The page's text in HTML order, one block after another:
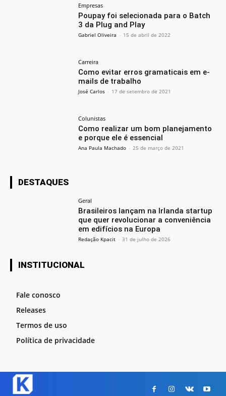
Empresas
Poupay foi selecionada para o Batch
3 da Plug and Play
Gabriel Oliveira - 15 de abril de 2022
Carreira
Como evitar erros gramaticais em e-
mails de trabalho
José Carlos - 17 de setembro de 2021
Colunistas
Como realizar um bom planejamento
e porque ele é essencial
Ana Paula Machado - 25 de março de 2021
DESTAQUES
Geral
Brasileiros lançam na Irlanda startup
que quer revolucionar a conveniência
em edifícios na Europa
Redação Kpacit - 31 de julho de 2026
INSTITUCIONAL
Fale conosco
Releases
Termos de uso
Política de privacidade